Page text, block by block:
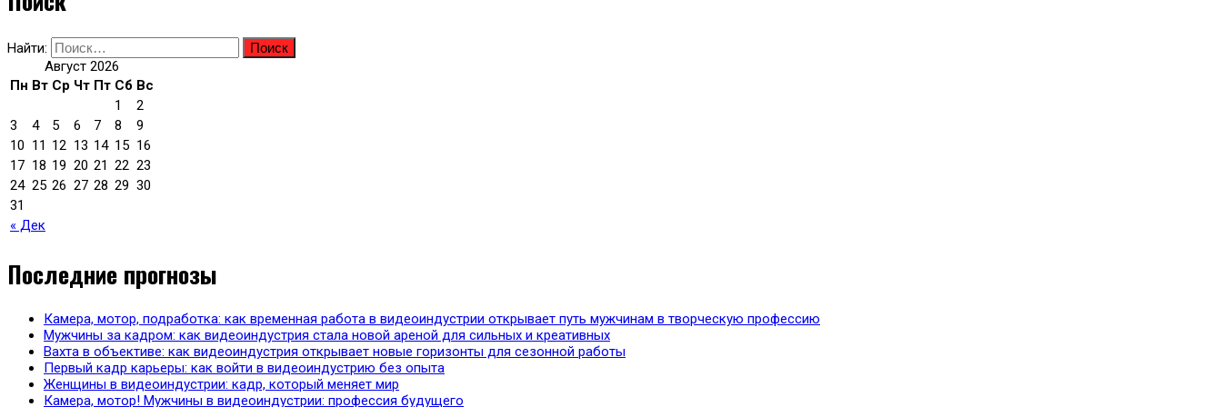
Найти:
Август 2026
Пн Вт Ср Чт Пт Сб Вс
« Дек
1
2
3
4 5 6 7 8
9
10 11 12 13 14 15 16
17 18 19 20 21 22 23
24 25 26 27 28 29 30
31
Последние прогнозы
Камера, мотор, подработка: как временная работа в видеоиндустрии открывает путь мужчинам в творческую профессию
Мужчины за кадром: как видеоиндустрия стала новой ареной для сильных и креативных
Вахта в объективе: как видеоиндустрия открывает новые горизонты для сезонной работы
Первый кадр карьеры: как войти в видеоиндустрию без опыта
Женщины в видеоиндустрии: кадр, который меняет мир
Камера, мотор! Мужчины в видеоиндустрии: профессия будущего